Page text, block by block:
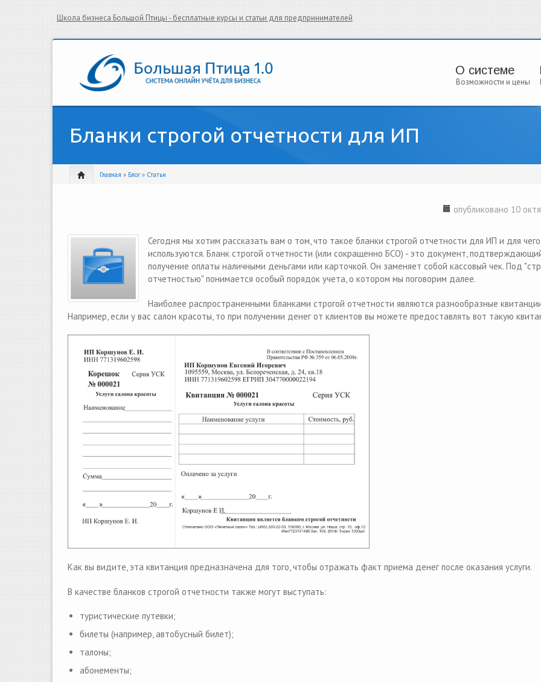
Школа бизнеса Большой Птицы - бесплатные курсы и статьи для предпринимателей
О системе
Возможности и цены
Бланки строгой отчетности для ИП
Главная » Блог» Статьи
опубликовано 10
Сегодня мы хотим рассказать вам о том, что такое бланки строгой отчетности для ИП и для
используются. Бланк строгой отчетности (или сокращенно БСО) - это документ,
получение оплаты наличными деньгами или карточкой. Он заменяет собой кассовый чек. Под
отчетностью" понимается особый порядок учета, о котором мы поговорим далее.
Наиболее распространенными бланками строгой отчетности являются разнообразные
Например, если у вас салон красоты, то при получении денег от клиентов вы можете предоставлять вот такую
Как вы видите, эта квитанция предназначена для того, чтобы отражать факт приема денег после оказания услуги.
В качестве бланков строгой отчетности также могут выступать:
туристические путевки;
билеты (например, автобусный билет);
талоны;
абонементы;